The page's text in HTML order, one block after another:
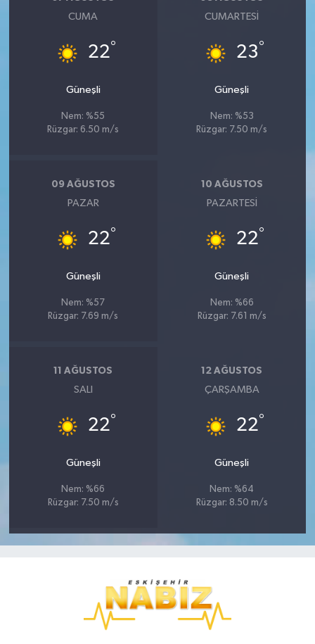
CUMA
22°
Güneşli
Nem: %55
Rüzgar: 6.50 m/s
CUMARTESI
23°
Güneşli
Nem: %53
Rüzgar: 7.50 m/s
09 AĞUSTOS
PAZAR
22°
Güneşli
Nem: %57
Rüzgar: 7.69 m/s
10 AĞUSTOS
PAZARTESI
22°
Güneşli
Nem: %66
Rüzgar: 7.61 m/s
11 AĞUSTOS
SALI
22°
Güneşli
Nem: %66
Rüzgar: 7.50 m/s
12 AĞUSTOS
ÇARŞAMBA
22°
Güneşli
Nem: %64
Rüzgar: 8.50 m/s